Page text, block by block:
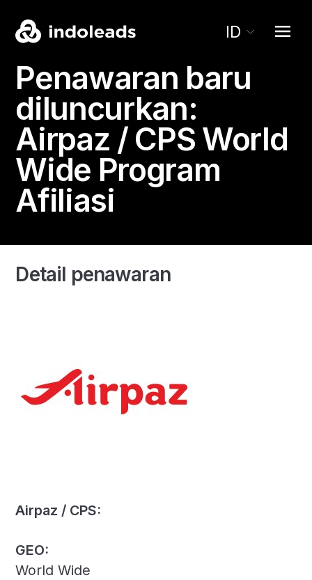
ID
Penawaran baru
diluncurkan:
Airpaz / CPS World
Wide Program
Afiliasi
Detail penawaran
Airpaz / CPS:
GEO:
World Wide